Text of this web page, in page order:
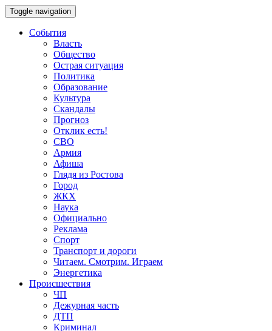
Toggle navigation
События
Власть
Общество
Острая ситуация
Политика
Образование
Культура
Скандалы
Прогноз
Отклик есть!
СВО
Армия
Афиша
Глядя из Ростова
Город
ЖКХ
Наука
Официально
Реклама
Спорт
Транспорт и дороги
Читаем. Смотрим. Играем
Энергетика
Происшествия
ЧП
Дежурная часть
ДТП
Криминал